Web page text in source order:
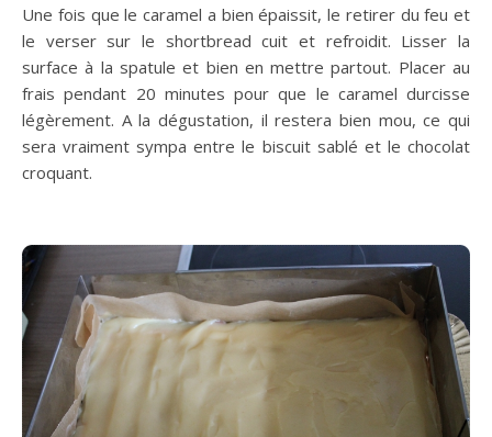
Une fois que le caramel a bien épaissit, le retirer du feu et
le verser sur le shortbread cuit et refroidit. Lisser la
surface à la spatule et bien en mettre partout. Placer au
frais pendant 20 minutes pour que le caramel durcisse
légèrement. A la dégustation, il restera bien mou, ce qui
sera vraiment sympa entre le biscuit sablé et le chocolat
croquant.